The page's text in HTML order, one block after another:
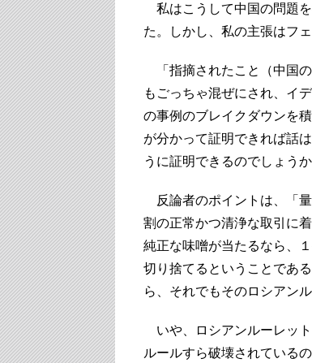
私はこうして中国の問題
た。しかし、私の主張はフ
「指摘されたこと（中国
もごっちゃ混ぜにされ、イ
の事例のブレイクダウンを
が分かって証明できれば話
うに証明できるのでしょうか
反論者のポイントは、「
割の正常かつ清浄な取引に
純正な味噌が当たるなら、
切り捨てるということであ
ら、それでもそのロシアン
いや、ロシアンルーレッ
ルールすら破壊されている